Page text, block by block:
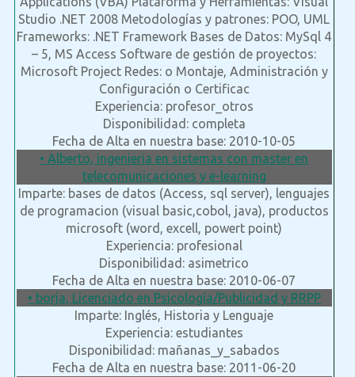
Studio .NET 2008 Metodologías y patrones: POO, UML
Frameworks: .NET Framework Bases de Datos: MySql 4
– 5, MS Access Software de gestión de proyectos:
Microsoft Project Redes: o Montaje, Administración y
Configuración o Certificac
Experiencia: profesor_otros
Disponibilidad: completa
Fecha de Alta en nuestra base: 2010-10-05
• Alberto, ingenieria en sistemas con master en
telecomunicaciones y e-learning
Imparte: bases de datos (Access, sql server), lenguajes
de programacion (visual basic,cobol, java), productos
microsoft (word, excell, powert point)
Experiencia: profesional
Disponibilidad: asimetrico
Fecha de Alta en nuestra base: 2010-06-07
• borja, Licenciado en Psicología/Publicidad y RRPP
Imparte: Inglés, Historia y Lenguaje
Experiencia: estudiantes
Disponibilidad: mañanas_y_sabados
Fecha de Alta en nuestra base: 2011-06-20